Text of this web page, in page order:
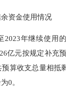
资金使用情况
年继续使用的
亿元按规定补充
算收支总量相抵
0。